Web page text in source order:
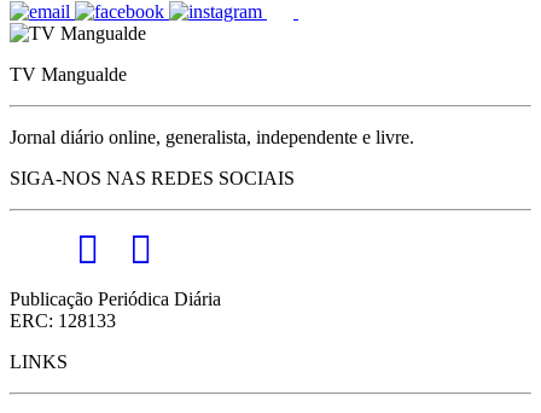
TV Mangualde
Jornal diário online, generalista, independente e livre.
SIGA-NOS NAS REDES SOCIAIS
Publicação Periódica Diária
ERC: 128133
LINKS